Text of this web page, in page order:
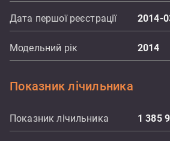
Дата першої реєстрації 2014-
Модельний рік 2014
Показник лічильника
Показник лічильника 1 385